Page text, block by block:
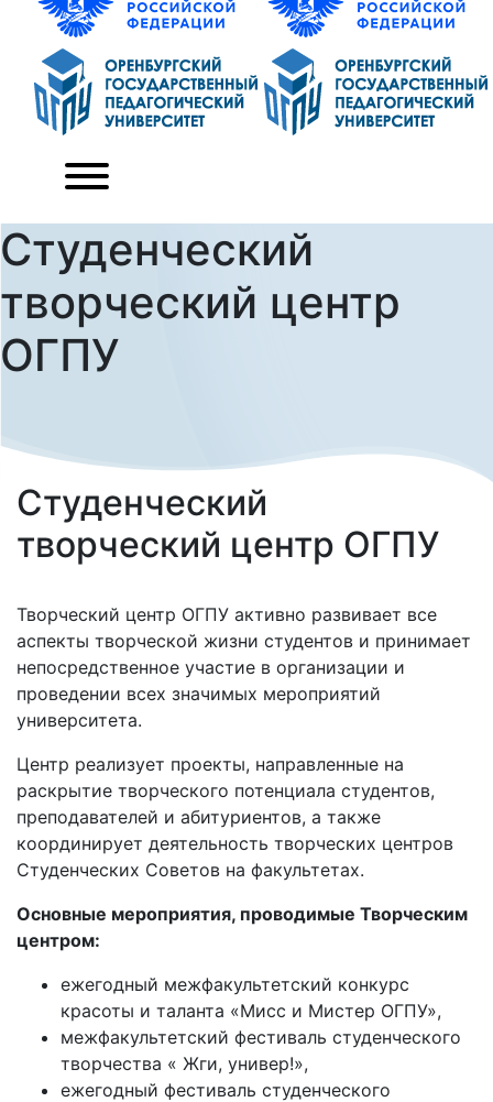
Студенческий
творческий центр
ОГПУ
Студенческий
творческий центр ОГПУ
Творческий центр ОГПУ активно развивает все
аспекты творческой жизни студентов и принимает
непосредственное участие в организации и
проведении всех значимых мероприятий
университета.
Центр реализует проекты, направленные на
раскрытие творческого потенциала студентов,
преподавателей и абитуриентов, а также
координирует деятельность творческих центров
Студенческих Советов на факультетах.
Основные мероприятия, проводимые Творческим
центром:
ежегодный межфакультетский конкурс
красоты и таланта «Мисс и Мистер ОГПУ»,
межфакультетский фестиваль студенческого
творчества « Жги, универ!»,
ежегодный фестиваль студенческого